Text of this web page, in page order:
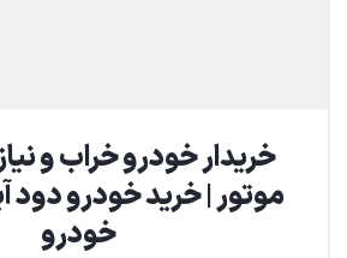
خریدار خودرو خراب و
موتور | خرید خودرو دود
خودرو